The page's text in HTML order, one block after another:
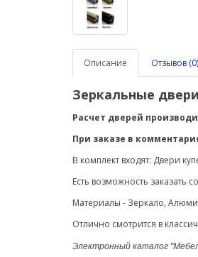
Описание Отзывов (0)
Зеркальные
Расчет дверей
При заказе в
В комплект входят: Двери
Есть возможность заказать
Материалы - Зеркало,
Отлично смотрится в
Электронный каталог